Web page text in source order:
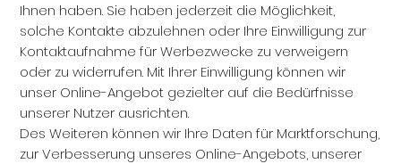
Ihnen haben. Sie haben jederzeit die Möglichkeit,
solche Kontakte abzulehnen oder Ihre Einwilligung zur
Kontaktaufnahme für Werbezwecke zu verweigern
oder zu widerrufen. Mit Ihrer Einwilligung können wir
unser Online-Angebot gezielter auf die Bedürfnisse
unserer Nutzer ausrichten.
Des Weiteren können wir Ihre Daten für Marktforschung,
zur Verbesserung unseres Online-Angebots, unserer